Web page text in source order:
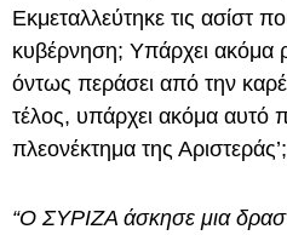
Εκμεταλλεύτηκε τις ασίστ
κυβέρνηση; Υπάρχει ακόμα
όντως περάσει από την
τέλος, υπάρχει ακόμα αυτό
πλεονέκτημα της Αριστεράς’;
“Ο ΣΥΡΙΖΑ άσκησε μια